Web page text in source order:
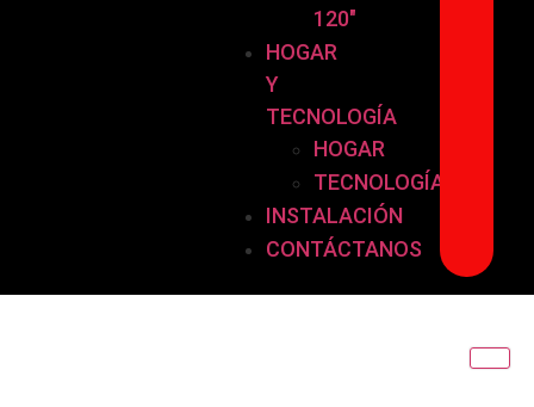
120″
HOGAR
Y
TECNOLOGÍA
HOGAR
TECNOLOGÍA
INSTALACIÓN
CONTÁCTANOS